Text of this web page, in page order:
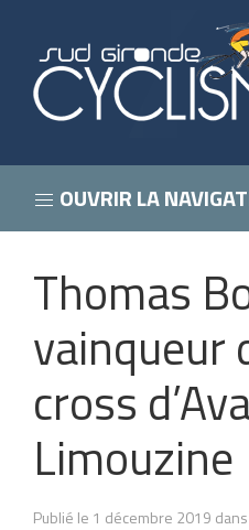
OUVRIR LA
Thomas
vainqueur
cross
Limouzine
Publié le 1 décembre 2019